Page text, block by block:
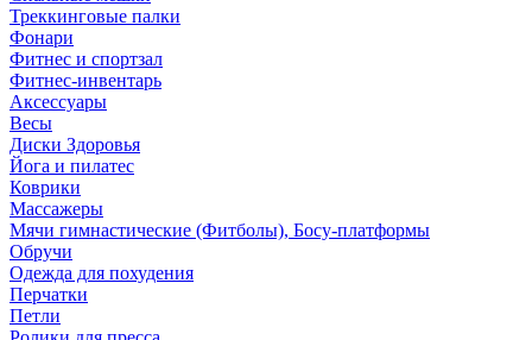
Треккинговые палки
Фонари
Фитнес и спортзал
Фитнес-инвентарь
Аксессуары
Весы
Диски Здоровья
Йога и пилатес
Коврики
Массажеры
Мячи гимнастические (Фитболы), Босу-платформы
Обручи
Одежда для похудения
Перчатки
Петли